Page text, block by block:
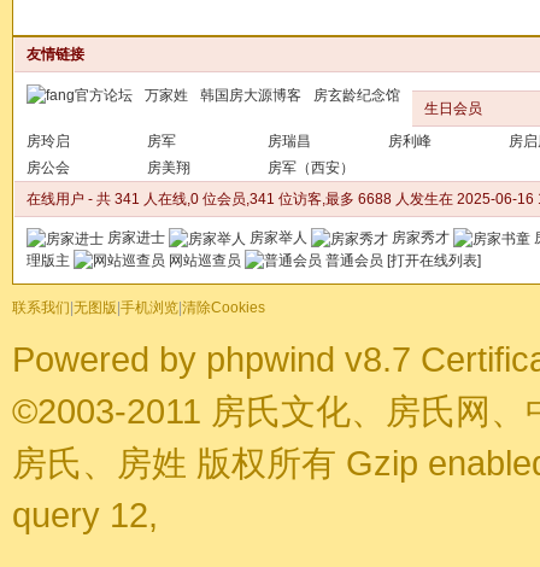
友情链接
万家姓 韩国房大源博客 房玄龄纪念馆
生日会员
房玲启
房军 房瑞昌 房利峰
房
房公会
房美翔
房军（西安）
在线用户 - 共 341 人在线,0 位会员,341 位访客,最多 6688 人发生在 2025-06-16
房家进士 房家举人 房家秀才
理版主
网站巡查员 普通会员 [打开在线列表]
联系我们|无图版|手机浏览|清除Cookies
Powered by phpwind v8.7
©2003-2011 房氏文化、房氏网
房氏、房姓 版权所有 Gzip
query 12,